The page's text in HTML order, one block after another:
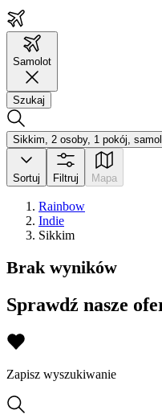
Samolot
Szukaj
Sikkim, 2 osoby, 1 pokój,
Sortuj Filtruj Mapa
Rainbow
Indie
Sikkim
Brak wyników
Sprawdź nasze
Zapisz wyszukiwanie